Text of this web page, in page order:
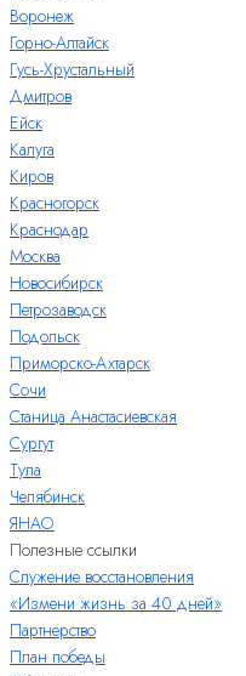
Воронеж
Горно-Алтайск
Гусь-Хрустальный
Дмитров
Ейск
Калуга
Киров
Красногорск
Краснодар
Москва
Новосибирск
Петрозаводск
Подольск
Приморско-Ахтарск
Сочи
Станица Анастасиевская
Сургут
Тула
Челябинск
ЯНАО
Полезные ссылки
Служение восстановления
«Измени жизнь за 40 дней»
Партнерство
План победы